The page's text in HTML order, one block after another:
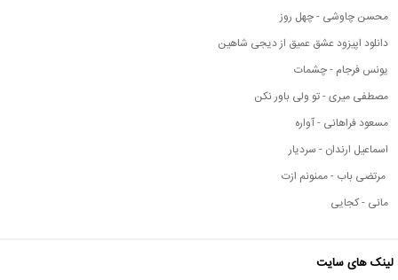
محسن چاوشی - چهل روز
دانلود اپیزود عشق عمیق از دیجی شاهین
یونس فرجام - چشمات
مصطفی میری - تو ولی باور نکن
مسعود فراهانی - آواره
اسماعیل ارندان - سردیار
مرتضی باب - ممنونم ازت
مانی - کجایی
لینک های سایت